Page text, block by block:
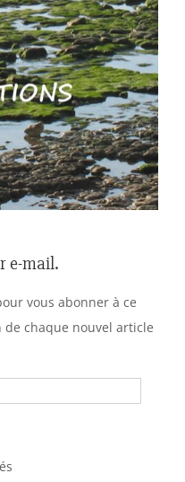
e-mail.
vous abonner à ce
chaque nouvel article